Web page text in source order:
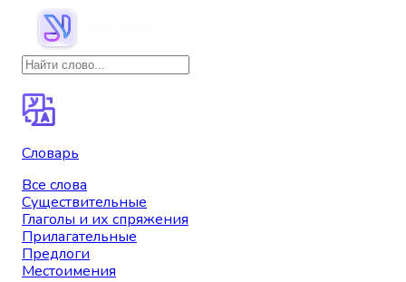
Словарь
Все слова
Существительные
Глаголы и их спряжения
Прилагательные
Предлоги
Местоимения